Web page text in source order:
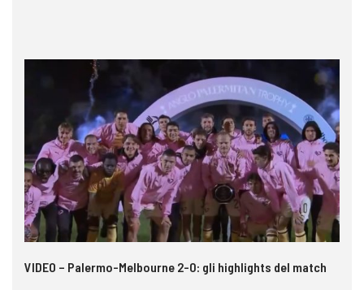
VIDEO – Palermo-Melbourne 2-0: gli highlights del match